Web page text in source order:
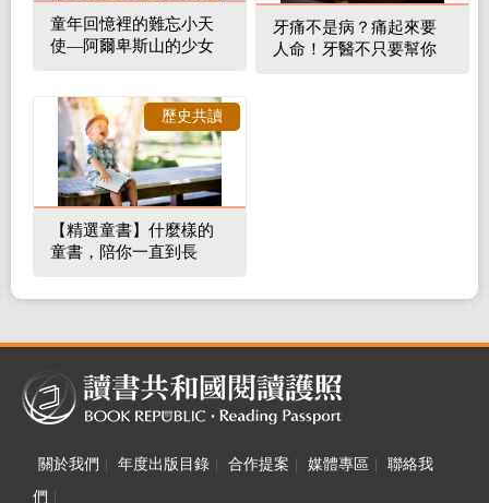
童年回憶裡的難忘小天
使—阿爾卑斯山的少女
牙痛不是病？痛起來要
人命！牙醫不只要幫你
【精選童書】什麼樣的
童書，陪你一直到長
歷史共讀
關於我們 年度出版目錄 合作提案 媒體專區
聯絡我
們